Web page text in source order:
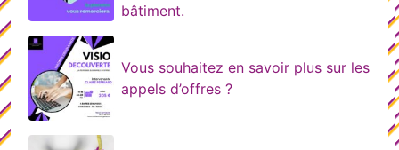
bâtiment.
Vous souhaitez en savoir plus sur les
appels d’offres ?